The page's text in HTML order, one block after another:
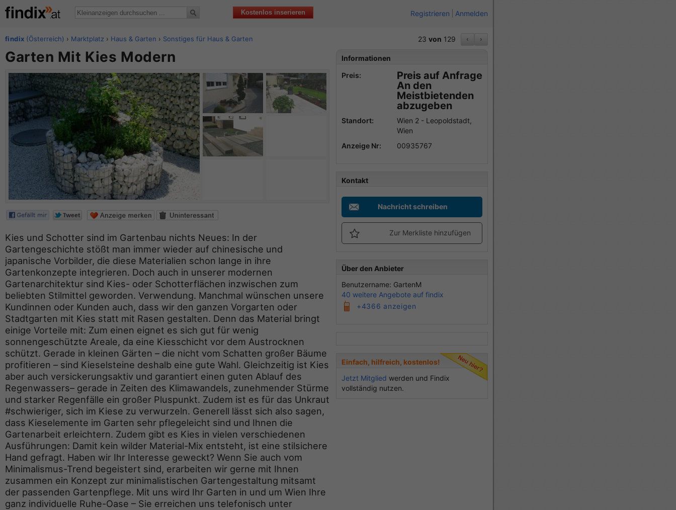
Kostenlos inserieren Registrieren Anmelden
findix (Österreich) › Marktplatz › Haus & Garten › Sonstiges für Haus & Garten 23 von 129 ‹ ›
Garten Mit Kies Modern
Kies und Schotter sind im Gartenbau nichts Neues: In der
Gartengeschichte stößt man immer wieder auf chinesische und
japanische Vorbilder, die diese Materialien schon lange in ihre
Gartenkonzepte integrieren. Doch auch in unserer modernen
Gartenarchitektur sind Kies- oder Schotterflächen inzwischen zum
beliebten Stilmittel geworden. Verwendung. Manchmal wünschen unsere
Kundinnen oder Kunden auch, dass wir den ganzen Vorgarten oder
Stadtgarten mit Kies statt mit Rasen gestalten. Denn das Material bringt
einige Vorteile mit: Zum einen eignet es sich gut für wenig
sonnengeschützte Areale, da eine Kiesschicht vor dem Austrocknen
schützt. Gerade in kleinen Gärten – die nicht vom Schatten großer Bäume
profitieren – sind Kieselsteine deshalb eine gute Wahl. Gleichzeitig ist Kies
aber auch versickerungsaktiv und garantiert einen guten Ablauf des
Regenwassers– gerade in Zeiten des Klimawandels, zunehmender Stürme
und starker Regenfälle ein großer Pluspunkt. Zudem ist es für das Unkraut
#schwieriger, sich im Kiese zu verwurzeln. Generell lässt sich also sagen,
dass Kieselemente im Garten sehr pflegeleicht sind und Ihnen die
Gartenarbeit erleichtern. Zudem gibt es Kies in vielen verschiedenen
Ausführungen: Damit kein wilder Material-Mix entsteht, ist eine stilsichere
Hand gefragt. Haben wir Ihr Interesse geweckt? Wenn Sie auch vom
Minimalismus-Trend begeistert sind, erarbeiten wir gerne mit Ihnen
zusammen ein Konzept zur minimalistischen Gartengestaltung mitsamt
der passenden Gartenpflege. Mit uns wird Ihr Garten in und um Wien Ihre
ganz individuelle Ruhe-Oase – Sie erreichen uns telefonisch unter
Informationen
Preis:
Preis auf Anfrage
An den
Meistbietenden
abzugeben
Standort:
Wien 2 - Leopoldstadt,
Wien
Anzeige Nr:
00935767
Kontakt
Nachricht schreiben
Zur Merkliste hinzufügen
Über den Anbieter
Benutzername: GartenM
40 weitere Angebote auf findix
+4366 anzeigen
Einfach, hilfreich, kostenlos!
Jetzt Mitglied werden und Findix
vollständig nutzen.